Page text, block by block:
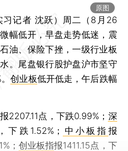
原图
习记者 沈跃） 周二（8月26
幅低开，早盘走势低迷，震
油、保险下挫，一级行业板
。尾盘银行股护盘沪市坚守
创业板低开低走，午后跌幅
报2207.11点，下跌0.99%； 深
下跌1.52%； 中小板指 报
； 创业板指报1411.15点，下